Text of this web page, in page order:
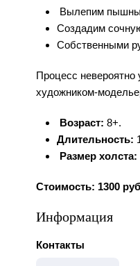
Вылепим
Создадим
Собственными
Процесс невероятно
художником-
Возраст: 8+.
Длительность:
Размер холста:
Стоимость: 1300
Информация
Контакты